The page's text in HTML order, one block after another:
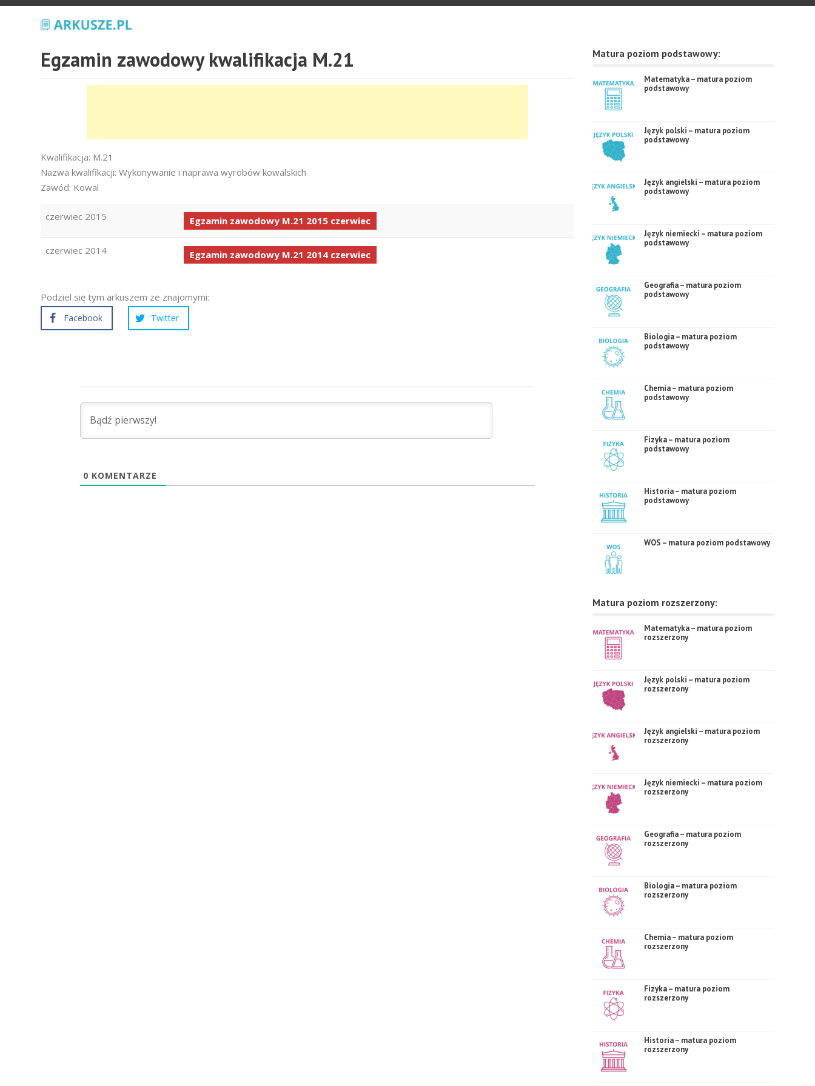
Egzamin zawodowy kwalifikacja M.21
Kwalifikacja: M.21
Nazwa kwalifikacji: Wykonywanie i naprawa wyrobów kowalskich
Zawód: Kowal
czerwiec 2015 Egzamin zawodowy M.21 2015 czerwiec
czerwiec 2014 Egzamin zawodowy M.21 2014 czerwiec
Podziel się tym arkuszem ze znajomymi:
Facebook Twitter
0 KOMENTARZE
Matura poziom podstawowy:
Matematyka – matura poziom
podstawowy
Język polski – matura poziom
podstawowy
Język angielski – matura poziom
podstawowy
Język niemiecki – matura poziom
podstawowy
Geografia – matura poziom
podstawowy
Biologia – matura poziom
podstawowy
Chemia – matura poziom
podstawowy
Fizyka – matura poziom
podstawowy
Historia – matura poziom
podstawowy
WOS – matura poziom podstawowy
Matura poziom rozszerzony:
Matematyka – matura poziom
rozszerzony
Język polski – matura poziom
rozszerzony
Język angielski – matura poziom
rozszerzony
Język niemiecki – matura poziom
rozszerzony
Geografia – matura poziom
rozszerzony
Biologia – matura poziom
rozszerzony
Chemia – matura poziom
rozszerzony
Fizyka – matura poziom
rozszerzony
Historia – matura poziom
rozszerzony